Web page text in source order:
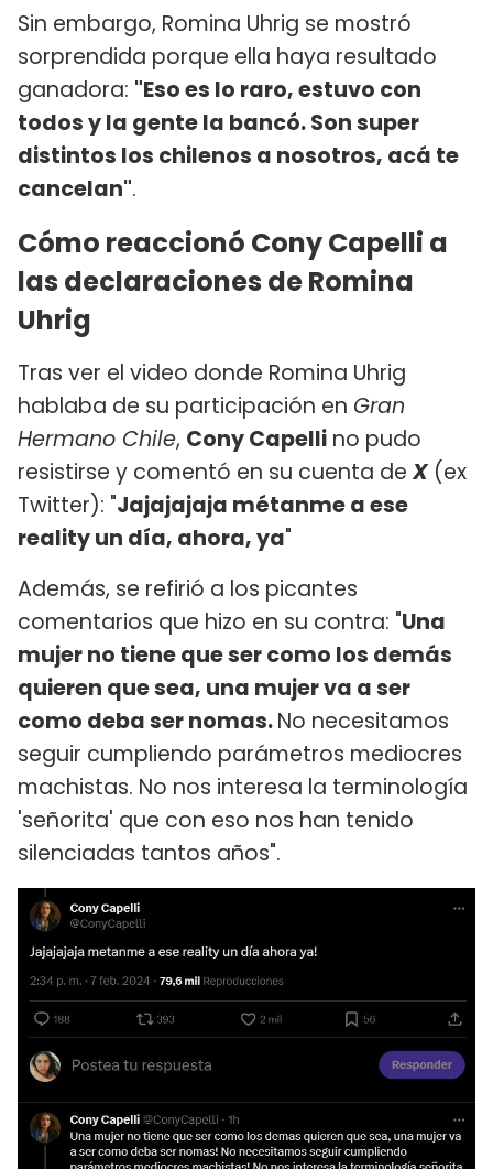
Sin embargo, Romina Uhrig se mostró
sorprendida porque ella haya resultado
ganadora: "Eso es lo raro, estuvo con
todos y la gente la bancó. Son super
distintos los chilenos a nosotros, acá te
cancelan".
Cómo reaccionó Cony Capelli a
las declaraciones de Romina
Uhrig
Tras ver el video donde Romina Uhrig
hablaba de su participación en Gran
Hermano Chile, Cony Capelli no pudo
resistirse y comentó en su cuenta deX(ex
Twitter): "Jajajajaja métanme a ese
reality un día, ahora, ya"
Además, se refirió a los picantes
comentarios que hizo en su contra: "Una
mujer no tiene que ser como los demás
quieren que sea, una mujer va a ser
como deba ser nomas.No necesitamos
seguir cumpliendo parámetros mediocres
machistas. No nos interesa la terminología
'señorita' que con eso nos han tenido
silenciadas tantos años".